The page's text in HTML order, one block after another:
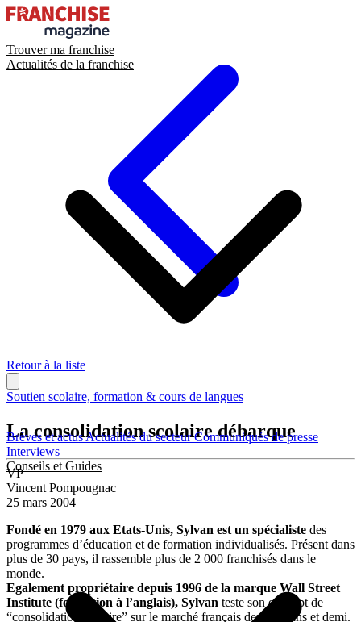
Trouver ma franchise
Actualités de la franchise
Brèves et actusActualités du secteurCommuniqués de presse
Interviews
Conseils et Guides
Retour à la liste
Soutien scolaire, formation & cours de langues
La consolidation scolaire débarque
VP
Vincent Pompougnac
25 mars 2004
Fondé en 1979 aux Etats-Unis, Sylvan est un spécialiste des
programmes d’éducation et de formation individualisés. Présent dans
plus de 30 pays, il rassemble plus de 2 000 franchisés dans le
monde.
Egalement propriétaire depuis 1996 de la marque Wall Street
Institute (formation à l’anglais), Sylvan teste son concept de
“consolidation scolaire” sur le marché français depuis 2 ans et demi.